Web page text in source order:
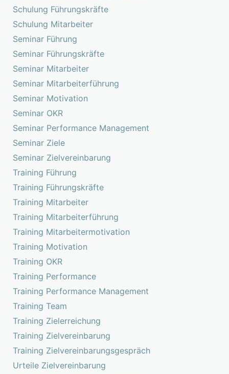
Schulung Führungskräfte
Schulung Mitarbeiter
Seminar Führung
Seminar Führungskräfte
Seminar Mitarbeiter
Seminar Mitarbeiterführung
Seminar Motivation
Seminar OKR
Seminar Performance Management
Seminar Ziele
Seminar Zielvereinbarung
Training Führung
Training Führungskräfte
Training Mitarbeiter
Training Mitarbeiterführung
Training Mitarbeitermotivation
Training Motivation
Training OKR
Training Performance
Training Performance Management
Training Team
Training Zielerreichung
Training Zielvereinbarung
Training Zielvereinbarungsgespräch
Urteile Zielvereinbarung